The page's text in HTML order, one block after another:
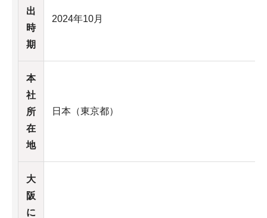
出
時
期
2024年10月
本
社
所
在
地
日本（東京都）
大
阪
に